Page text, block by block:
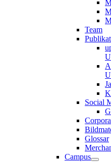
Team
Social
Glossar
Campus